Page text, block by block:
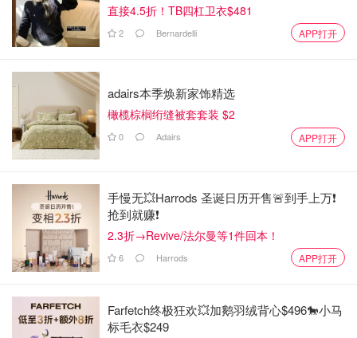
直接4.5折！TB四杠卫衣$481
2 Bernardelli APP打开
adairs本季焕新家饰精选
橄榄棕榈绗缝被套套装 $2
0 Adairs APP打开
手慢无💥Harrods 圣诞日历开售🚨到手上万❗️
抢到就赚❗️
2.3折→Revive/法尔曼等1件回本！
6 Harrods APP打开
Farfetch终极狂欢💥加鹅羽绒背心$496🐎小马
标毛衣$249